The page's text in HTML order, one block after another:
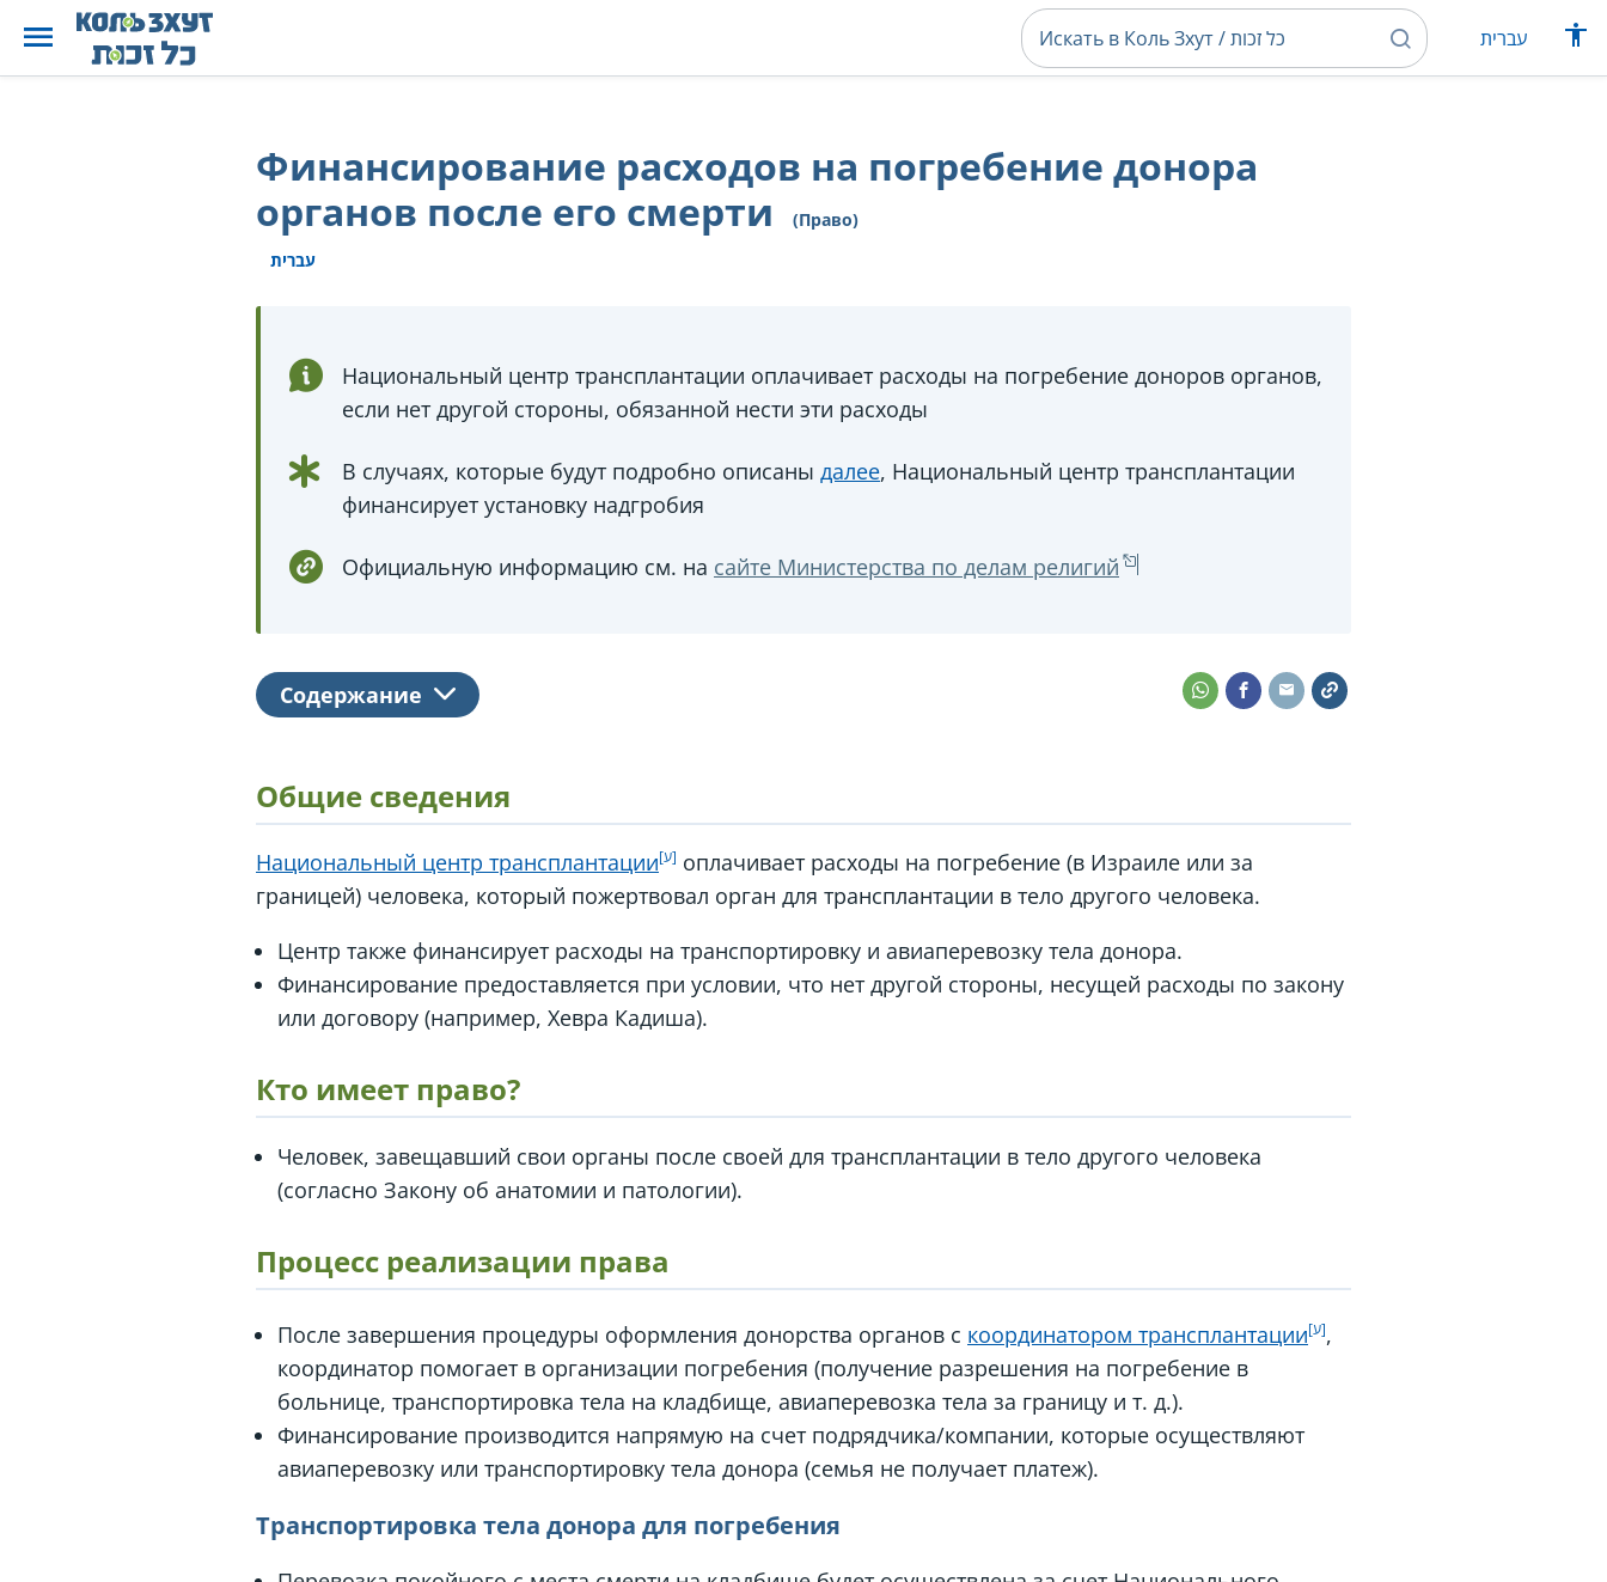
עברית
Финансирование расходов на погребение донора
органов после его смерти
(Право)
עברית
Национальный центр трансплантации оплачивает расходы на погребение доноров органов,
если нет другой стороны, обязанной нести эти расходы
В случаях, которые будут подробно описаны далее, Национальный центр трансплантации
финансирует установку надгробия
Официальную информацию см. на сайте Министерства по делам религий
Содержание
Общие сведения
Национальный центр трансплантации
оплачивает расходы на погребение (в Израиле или за
границей) человека, который пожертвовал орган для трансплантации в тело другого человека.
Центр также финансирует расходы на транспортировку и авиаперевозку тела донора.
Финансирование предоставляется при условии, что нет другой стороны, несущей расходы по закону
или договору (например, Хевра Кадиша).
Кто имеет право?
Человек, завещавший свои органы после своей для трансплантации в тело другого человека
(согласно Закону об анатомии и патологии).
Процесс реализации права
После завершения процедуры оформления донорства органов с координатором трансплантации
,
координатор помогает в организации погребения (получение разрешения на погребение в
больнице, транспортировка тела на кладбище, авиаперевозка тела за границу и т. д.).
Финансирование производится напрямую на счет подрядчика/компании, которые осуществляют
авиаперевозку или транспортировку тела донора (семья не получает платеж).
Транспортировка тела донора для погребения